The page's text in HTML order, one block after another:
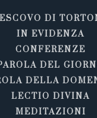
DI
IN EVIDENZA
CONFERENZE
DEL
DELLA
LECTIO DIVINA
MEDITAZIONI